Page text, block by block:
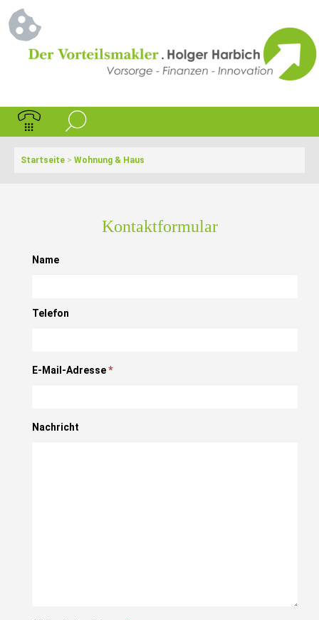
Startseite > Wohnung & Haus
Kontaktformular
Name
Telefon
E-Mail-Adresse*
Nachricht